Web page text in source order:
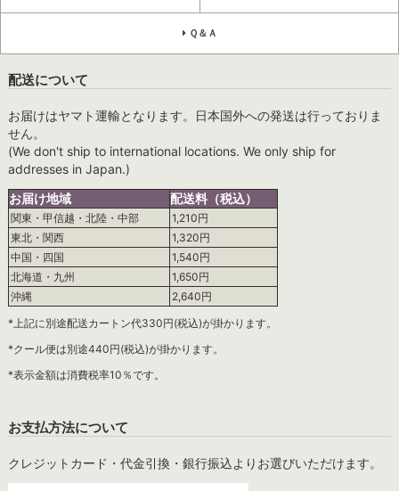
Ｑ＆Ａ
配送について
お届けはヤマト運輸となります。日本国外への発送は行っておりま
せん。
(We don't ship to international locations. We only ship for
addresses in Japan.)
お届け地域
配送料（税込）
関東・甲信越・北陸・中部
1,210円
東北・関西
1,320円
中国・四国
1,540円
北海道・九州
1,650円
沖縄
2,640円
*上記に別途配送カートン代330円(税込)が掛かります。
*クール便は別途440円(税込)が掛かります。
*表示金額は消費税率10％です。
お支払方法について
クレジットカード・代金引換・銀行振込よりお選びいただけます。